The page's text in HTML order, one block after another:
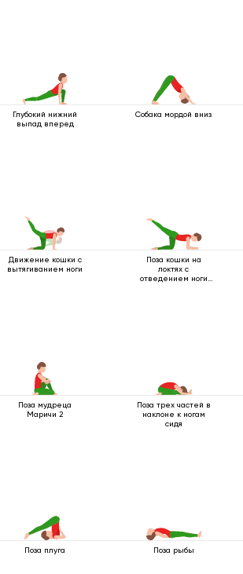
Глубокий нижний
выпад вперед
Собака мордой вниз
Движение кошки с
вытягиванием ноги
Поза кошки на
локтях с
отведением ноги
Поза мудреца
Маричи 2
Поза трех частей в
наклоне к ногам
сидя
Поза плуга Поза рыбы